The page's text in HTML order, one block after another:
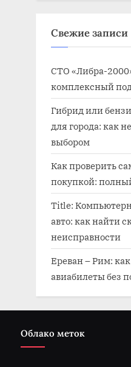
Свежие записи
СТО «Либра-
комплексный
Гибрид или
для города: как
выбором
Как проверить
покупкой:
Title:
авто: как найти
неисправности
Ереван – Рим:
авиабилеты без
Облако меток